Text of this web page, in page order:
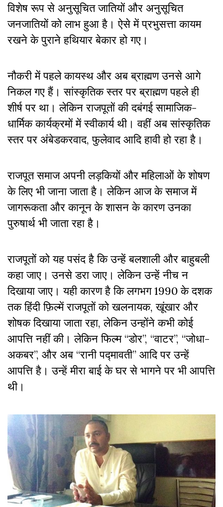
विशेष रूप से अनुसूचित जातियों और अनुसूचित
जनजातियों को लाभ हुआ है। ऐसे में प्रभुसत्ता कायम
रखने के पुराने हथियार बेकार हो गए।
नौकरी में पहले कायस्थ और अब ब्राह्मण उनसे आगे
निकल गए हैं। सांस्कृतिक स्तर पर ब्राह्मण पहले ही
शीर्ष पर था। लेकिन राजपूतों की दबंगई सामाजिक-
धार्मिक कार्यक्रमों में स्वीकार्य थी। वहीं अब सांस्कृतिक
स्तर पर अंबेडकरवाद, फुलेवाद आदि हावी हो रहा है।
राजपूत समाज अपनी लड़कियों और महिलाओं के शोषण
के लिए भी जाना जाता है। लेकिन आज के समाज में
जागरूकता और कानून के शासन के कारण उनका
पुरुषार्थ भी जाता रहा है।
राजपूतों को यह पसंद है कि उन्हें बलशाली और बाहुबली
कहा जाए। उनसे डरा जाए। लेकिन उन्हें नीच न
दिखाया जाए। यही कारण है कि लगभग 1990 के दशक
तक हिंदी फ़िल्में राजपूतों को खलनायक, खूंखार और
शोषक दिखाया जाता रहा, लेकिन उन्होंने कभी कोई
आपत्ति नहीं की। लेकिन फिल्म “डोर”, “वाटर”, “जोधा-
अकबर”, और अब “रानी पद्मावती” आदि पर उन्हें
आपत्ति है। उन्हें मीरा बाई के घर से भागने पर भी आपत्ति
थी।